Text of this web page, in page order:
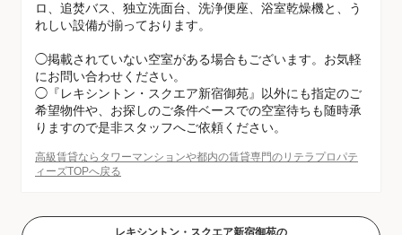
ロ、追焚バス、独立洗面台、洗浄便座、浴室乾燥機と、う
れしい設備が揃っております。
◯掲載されていない空室がある場合もございます。お気軽
にお問い合わせください。
◯『レキシントン・スクエア新宿御苑』以外にも指定のご
希望物件や、お探しのご条件ベースでの空室待ちも随時承
りますので是非スタッフへご依頼ください。
高級賃貸ならタワーマンションや都内の賃貸専門のリテラプロパテ
ィーズTOPへ戻る
レキシントン・スクエア新宿御苑の